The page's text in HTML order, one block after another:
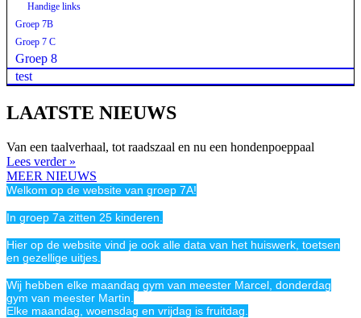
Handige links
Groep 7B
Groep 7 C
Groep 8
test
LAATSTE NIEUWS
Van een taalverhaal, tot raadszaal en nu een hondenpoeppaal
Lees verder »
MEER NIEUWS
Welkom op de website van groep 7A!
In groep 7a zitten 25 kinderen.
Hier op de website vind je ook alle data van het huiswerk, toetsen
en gezellige uitjes.
Wij hebben elke maandag gym van meester Marcel, donderdag
gym van meester Martin.
Elke maandag, woensdag en vrijdag is fruitdag.